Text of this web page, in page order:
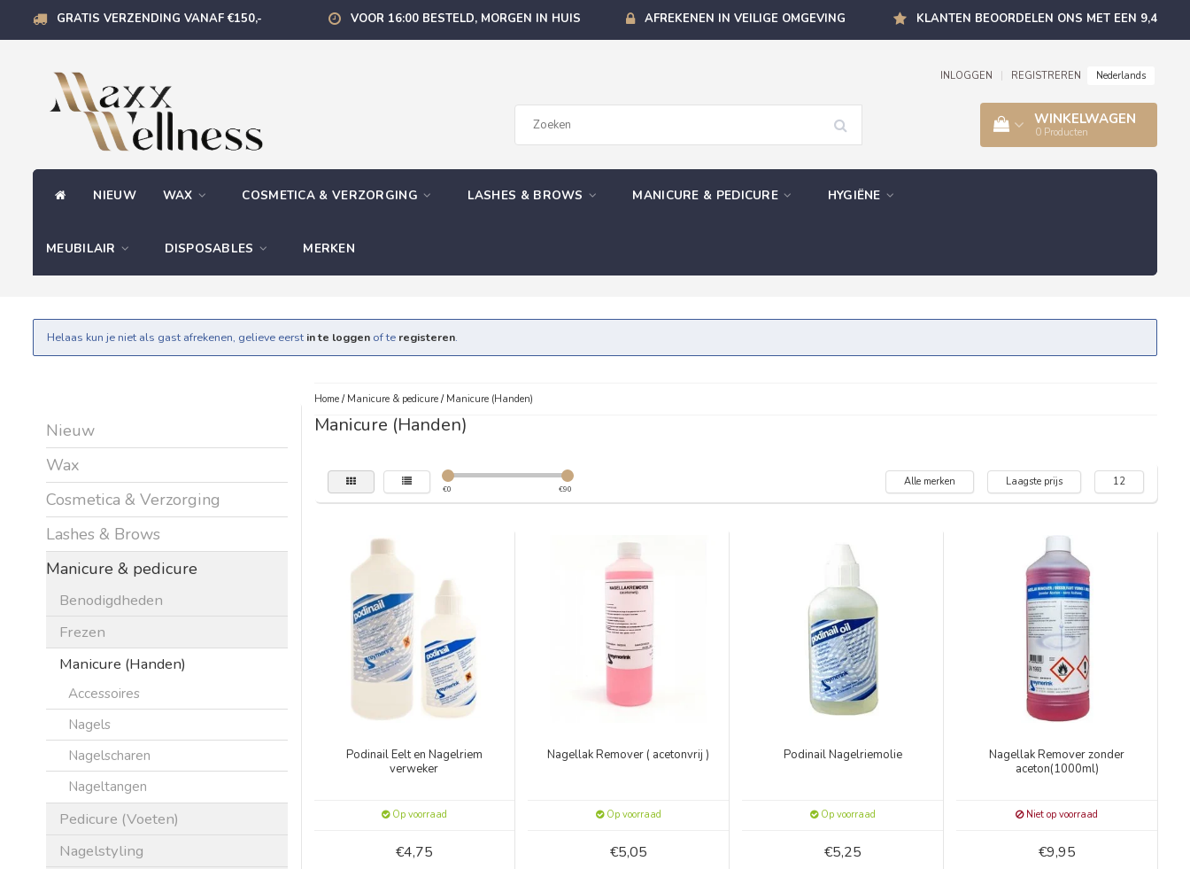
GRATIS VERZENDING VANAF €150,- VOOR 16:00 BESTELD, MORGEN IN HUIS AFREKENEN IN VEILIGE OMGEVING KLANTEN BEOORDELEN ONS MET EEN 9,4
INLOGGEN REGISTREREN Nederlands
WINKELWAGEN
0 Producten
NIEUW WAX COSMETICA & VERZORGING LASHES & BROWS MANICURE & PEDICURE HYGIËNE
MEUBILAIR DISPOSABLES MERKEN
Helaas kun je niet als gast afrekenen, gelieve eerst in te loggen of te registeren.
Nieuw
Wax
Cosmetica & Verzorging
Lashes & Brows
Manicure & pedicure
Benodigdheden
Frezen
Manicure (Handen)
Accessoires
Nagels
Nagelscharen
Nageltangen
Pedicure (Voeten)
Nagelstyling
Home/ Manicure & pedicure/ Manicure (Handen)
Manicure (Handen)
€0 €90
Alle merken Laagste prijs 12
Podinail Eelt en Nagelriem
verweker
Op voorraad
€4,75
Nagellak Remover ( acetonvrij )
Op voorraad
€5,05
Podinail Nagelriemolie
Op voorraad
€5,25
Nagellak Remover zonder
aceton(1000ml)
Niet op voorraad
€9,95